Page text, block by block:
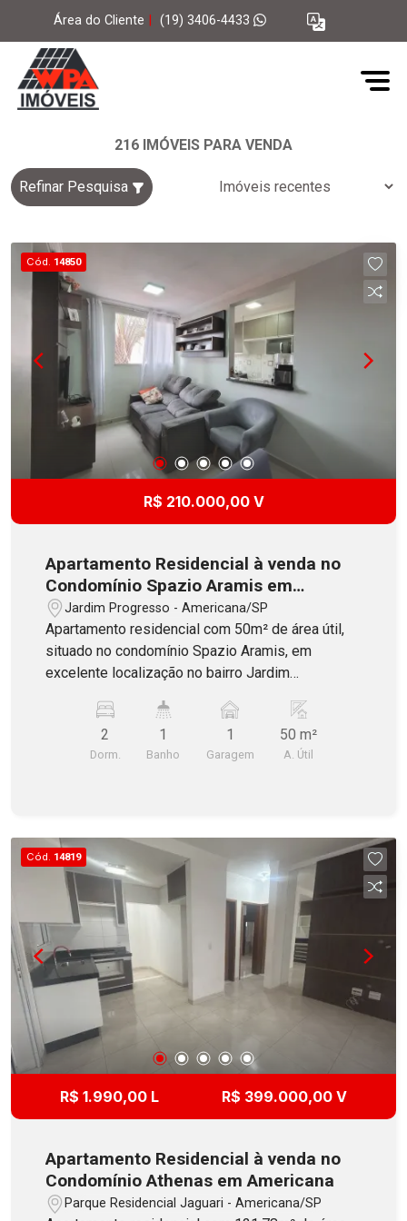
Área do Cliente (19) 3406-4433
216 IMÓVEIS PARA VENDA
Refinar Pesquisa
Cód. 14850
R$ 210.000,00 V
Apartamento Residencial à venda no
Condomínio Spazio Aramis em
Americana
Jardim Progresso - Americana/SP
Apartamento residencial com 50m² de área útil,
situado no condomínio Spazio Aramis, em
excelente localização no bairro Jardim
dormitórios, banheiro social com blindex, sala
dois ambientes com painel de TV, cozinha com
armários planejados, área de serviço e 1 vaga de
com FGTS!
2
Dorm.
1
Banho
1
Garagem
50 m²
A. Útil
Cód. 14819
R$ 1.990,00 L R$ 399.000,00 V
Apartamento Residencial à venda no
Condomínio Athenas em Americana
Parque Residencial Jaguari - Americana/SP